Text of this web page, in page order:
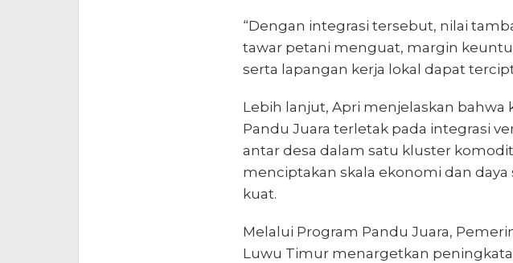
“Dengan integrasi tersebut, nilai
tawar petani menguat, margin
serta lapangan kerja lokal dapat
Lebih lanjut, Apri menjelaskan bahwa
Pandu Juara terletak pada integrasi
antar desa dalam satu kluster
menciptakan skala ekonomi dan daya
kuat.
Melalui Program Pandu Juara,
Luwu Timur menargetkan